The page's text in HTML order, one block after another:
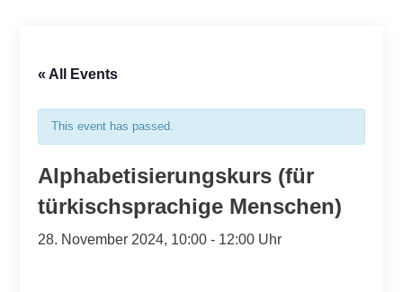
« All Events
This event has passed.
Alphabetisierungskurs (für
türkischsprachige Menschen)
28. November 2024, 10:00 - 12:00